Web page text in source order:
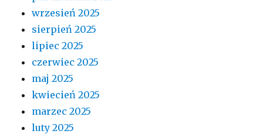
wrzesień 2025
sierpień 2025
lipiec 2025
czerwiec 2025
maj 2025
kwiecień 2025
marzec 2025
luty 2025